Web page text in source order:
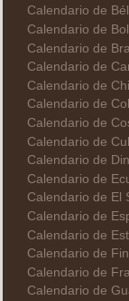
Calendario de
Calendario de
Calendario de
Calendario de
Calendario de
Calendario de
Calendario de
Calendario de
Calendario de
Calendario de
Calendario de El
Calendario de
Calendario de
Calendario de
Calendario de
Calendario de